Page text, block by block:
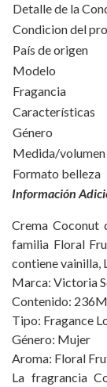
Detalle de la
Condicion del
País de origen
Modelo
Fragancia
Características
Género
Medida/volumen
Formato belleza
Información
Crema Coconut
familia Floral
contiene vainilla,
Marca: Victoria
Contenido:
Tipo: Fragance
Género: Mujer
Aroma: Floral
La fragrancia